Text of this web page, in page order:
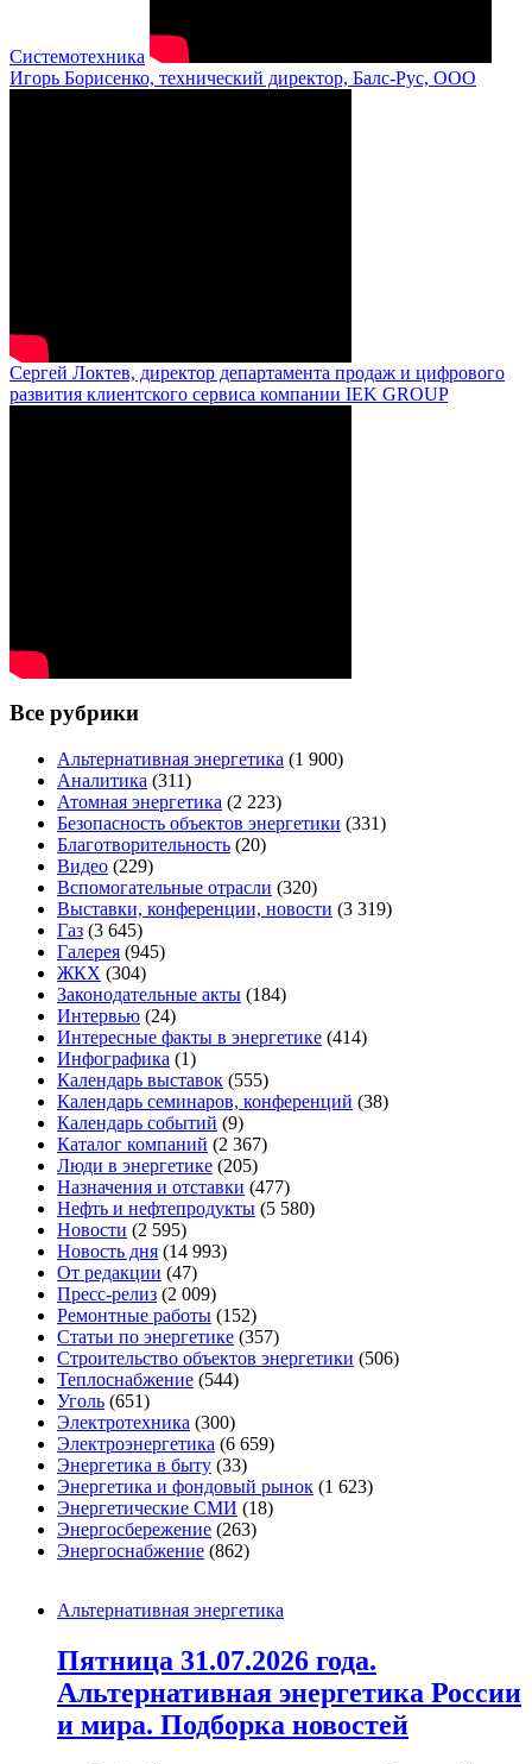
Системотехника
Игорь Борисенко, технический директор, Балс-Рус, ООО
Сергей Локтев, директор департамента продаж и цифрового
развития клиентского сервиса компании IEK GROUP
Все рубрики
Альтернативная энергетика (1 900)
Аналитика (311)
Атомная энергетика (2 223)
Безопасность объектов энергетики (331)
Благотворительность (20)
Видео (229)
Вспомогательные отрасли (320)
Выставки, конференции, новости (3 319)
Газ (3 645)
Галерея (945)
ЖКХ (304)
Законодательные акты (184)
Интервью (24)
Интересные факты в энергетике (414)
Инфографика (1)
Календарь выставок (555)
Календарь семинаров, конференций (38)
Календарь событий (9)
Каталог компаний (2 367)
Люди в энергетике (205)
Назначения и отставки (477)
Нефть и нефтепродукты (5 580)
Новости (2 595)
Новость дня (14 993)
От редакции (47)
Пресс-релиз (2 009)
Ремонтные работы (152)
Статьи по энергетике (357)
Строительство объектов энергетики (506)
Теплоснабжение (544)
Уголь (651)
Электротехника (300)
Электроэнергетика (6 659)
Энергетика в быту (33)
Энергетика и фондовый рынок (1 623)
Энергетические СМИ (18)
Энергосбережение (263)
Энергоснабжение (862)
Альтернативная энергетика
Пятница 31.07.2026 года.
Альтернативная энергетика России
и мира. Подборка новостей